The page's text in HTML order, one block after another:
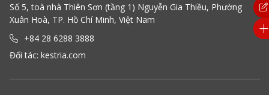
Số 5, toà nhà Thiên Sơn (tầng 1) Nguyễn Gia Thiều, Phường
Xuân Hoà, TP. Hồ Chí Minh, Việt Nam
+84 28 6288 3888
Đối tác: kestria.com